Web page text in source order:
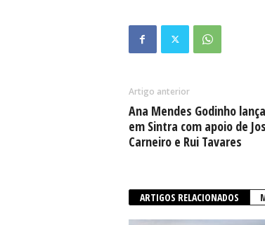
Artigo anterior
Ana Mendes Godinho
em Sintra com apoio de
Carneiro e Rui Tavares
ARTIGOS RELACIONADOS